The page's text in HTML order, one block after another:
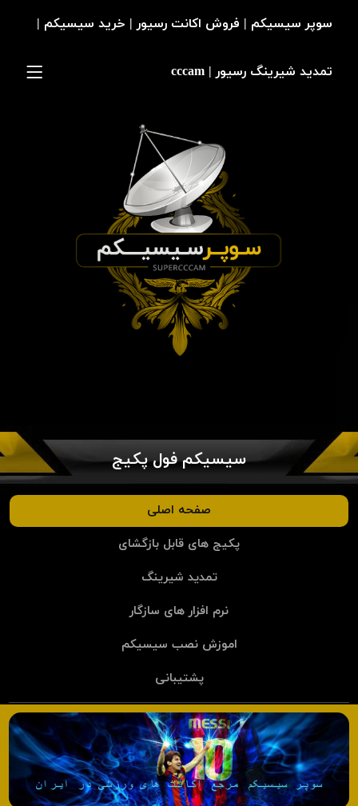
سیسیکم فول پکیج
صفحه اصلی
پکیج های قابل بازگشای
تمدید شیرینگ
نرم افزار های سازگار
اموزش نصب سیسیکم
پشتیبانی
سوپر سیسیکم | فروش اکانت رسیور | خرید سیسیکم |
تمدید شیرینگ رسیور | cccam